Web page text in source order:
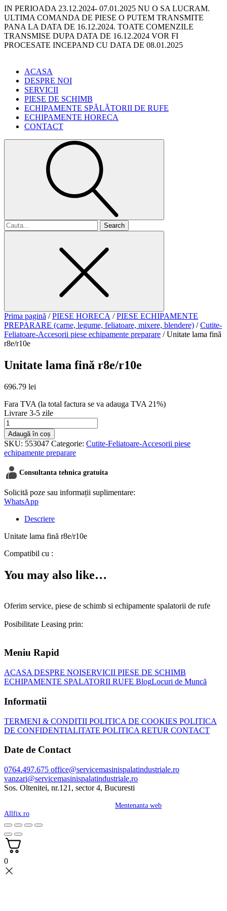
IN PERIOADA 23.12.2024- 07.01.2025 NU O SA LUCRAM.
ULTIMA COMANDA DE PIESE O PUTEM TRANSMITE
PANA LA DATA DE 16.12.2024. TOATE COMENZILE
TRANSMISE DUPA DATA DE 16.12.2024 VOR FI
PROCESATE INCEPAND CU DATA DE 08.01.2025
ACASA
DESPRE NOI
SERVICII
PIESE DE SCHIMB
ECHIPAMENTE SPĂLĂTORII DE RUFE
ECHIPAMENTE HORECA
CONTACT
Search
for
Prima pagină /PIESE HORECA /PIESE ECHIPAMENTE
PREPARARE (carne, legume, feliatoare, mixere, blendere) /Cutite-
Feliatoare-Accesorii piese echipamente preparare / Unitate lama fină
r8e/r10e
Unitate lama fină r8e/r10e
696.79 lei
Fara TVA (la total factura se va adauga TVA 21%)
Livrare 3-5 zile
Cantitate
Unitate
lama
fină
r8e/r10e
Adaugă în coș
SKU: 553047 Categorie: Cutite-Feliatoare-Accesorii piese
echipamente preparare
contacts_product Consultanta tehnica gratuita
Solicită poze sau informații suplimentare:
WhatsApp
Descriere
Unitate lama fină r8e/r10e
Compatibil cu :
You may also like…
Oferim service, piese de schimb si echipamente spalatorii de rufe
Posibilitate Leasing prin:
Meniu Rapid
ACASA DESPRE NOISERVICII PIESE DE SCHIMB
ECHIPAMENTE SPALATORII RUFE BlogLocuri de Muncă
Informatii
TERMENI & CONDITII POLITICA DE COOKIES POLITICA
DE CONFIDENTIALITATE POLITICA RETUR CONTACT
Date de Contact
0764.497.675 office@servicemasinispalatindustriale.ro
vanzari@servicemasinispalatindustriale.ro
Sos. Oltenitei, nr.121, sector 4, Bucuresti
Mentenanta web
Allfix.ro
0